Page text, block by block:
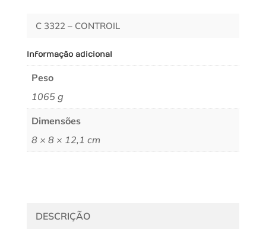
C 3322 – CONTROIL
Informação adicional
Peso
1065 g
Dimensões
8 × 8 × 12,1 cm
DESCRIÇÃO